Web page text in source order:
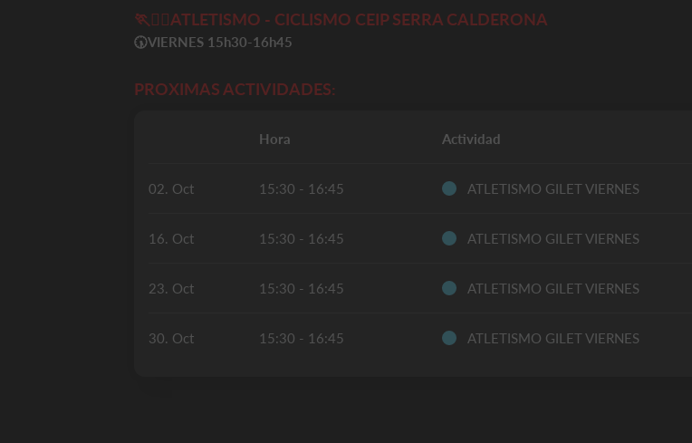
🏃🚴‍♀️ATLETISMO - CICLISMO CEIP SERRA CALDERONA
🕠VIERNES 15h30-16h45
PROXIMAS ACTIVIDADES:
Hora Actividad
02. Oct 15:30 - 16:45 ATLETISMO GILET VIERNES
16. Oct 15:30 - 16:45 ATLETISMO GILET VIERNES
23. Oct 15:30 - 16:45 ATLETISMO GILET VIERNES
30. Oct 15:30 - 16:45 ATLETISMO GILET VIERNES